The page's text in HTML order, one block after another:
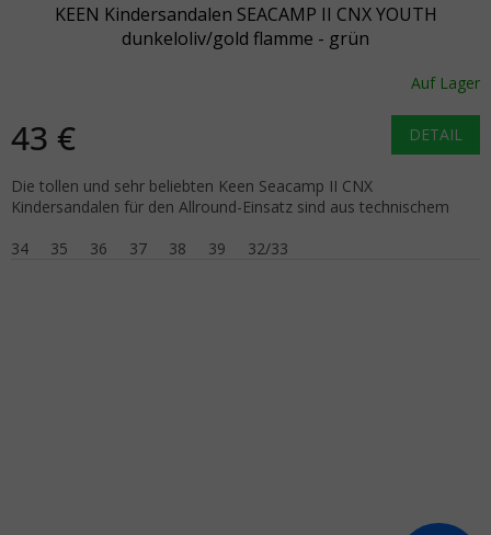
KEEN Kindersandalen SEACAMP II CNX YOUTH
dunkeloliv/gold flamme - grün
Auf Lager
43 € DETAIL
Die tollen und sehr beliebten Keen Seacamp II CNX
Kindersandalen für den Allround-Einsatz sind aus technischem
34
35 36 37 38 39 32/33